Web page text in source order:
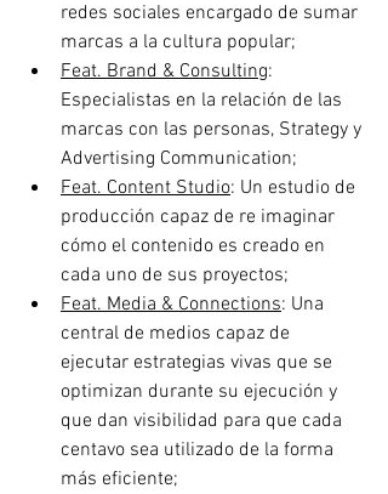
redes sociales encargado de sumar
marcas a la cultura popular;
Feat. Brand & Consulting:
Especialistas en la relación de las
marcas con las personas, Strategy y
Advertising Communication;
Feat. Content Studio: Un estudio de
producción capaz de re imaginar
cómo el contenido es creado en
cada uno de sus proyectos;
Feat. Media & Connections: Una
central de medios capaz de
ejecutar estrategias vivas que se
optimizan durante su ejecución y
que dan visibilidad para que cada
centavo sea utilizado de la forma
más eficiente;